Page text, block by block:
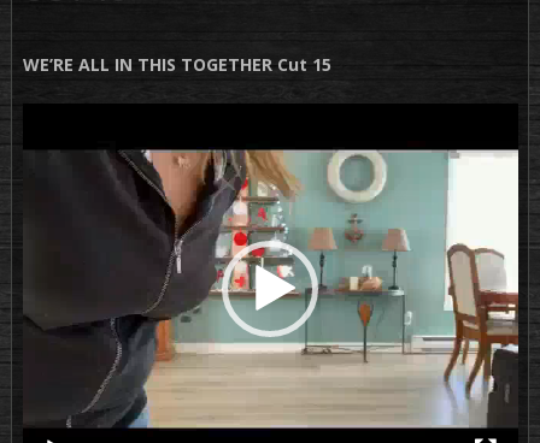
WE’RE ALL IN THIS TOGETHER Cut 15
vidéo